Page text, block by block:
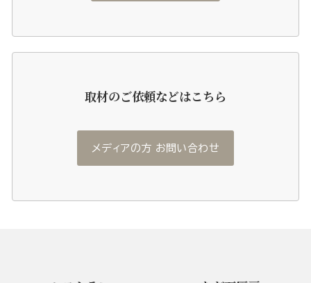
取材のご依頼などはこちら
メディアの方 お問い合わせ